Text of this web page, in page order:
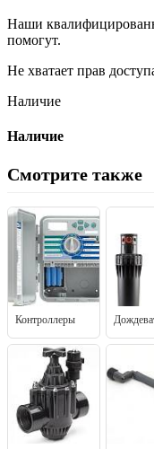
Наши
помогут.
Не хватает прав
Наличие
Наличие
Смотрите также
Контроллеры